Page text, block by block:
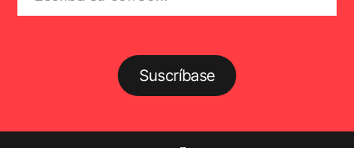
Suscríbase